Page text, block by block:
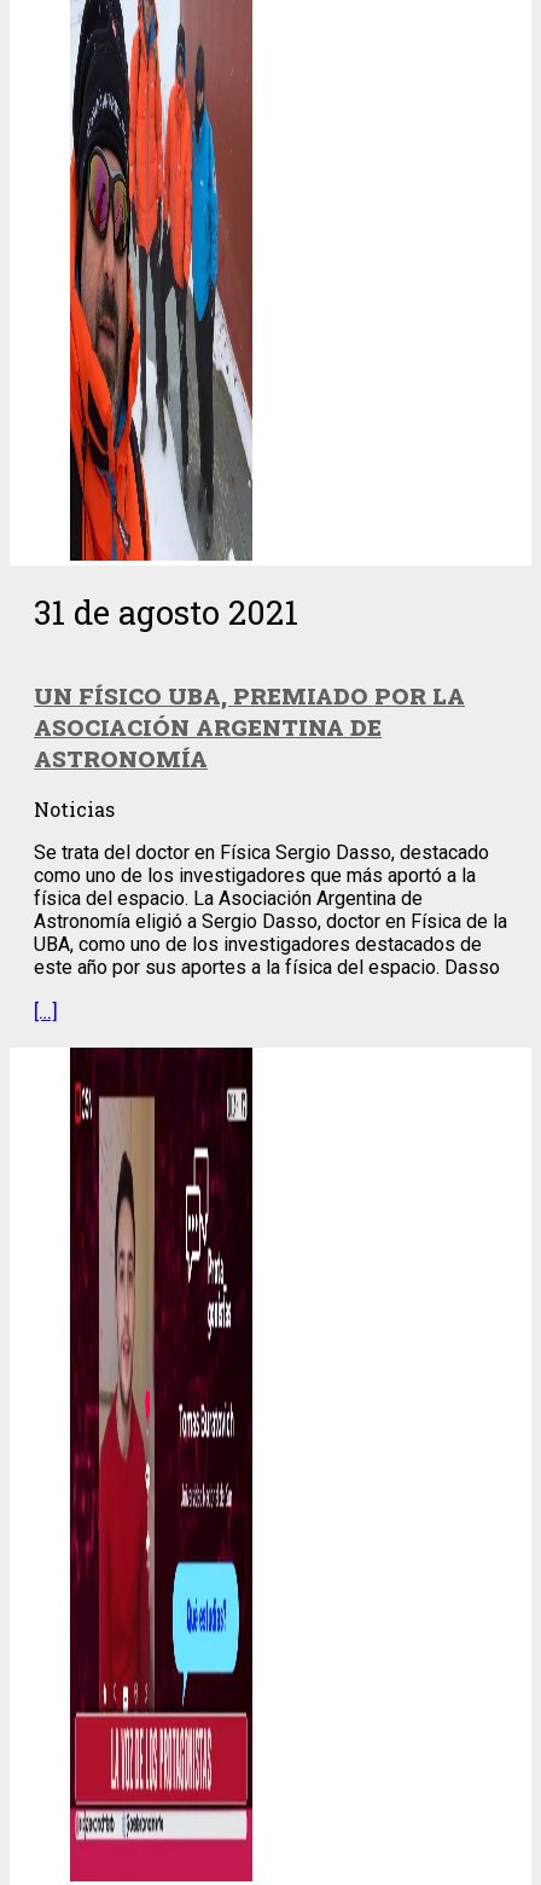
31 de agosto 2021
UN FÍSICO UBA, PREMIADO POR LA
ASOCIACIÓN ARGENTINA DE
ASTRONOMÍA
Noticias
Se trata del doctor en Física Sergio Dasso, destacado
como uno de los investigadores que más aportó a la
física del espacio. La Asociación Argentina de
Astronomía eligió a Sergio Dasso, doctor en Física de la
UBA, como uno de los investigadores destacados de
este año por sus aportes a la física del espacio. Dasso
[…]